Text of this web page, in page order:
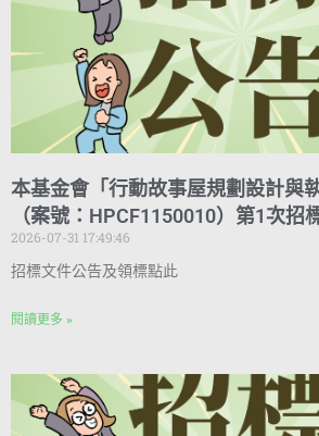
本基金會「行動故事屋規劃設計與
（案號：HPCF1150010）第1次招
2026-07-31 17:49:46
招標文件公告及領標點此
閱讀更多 »